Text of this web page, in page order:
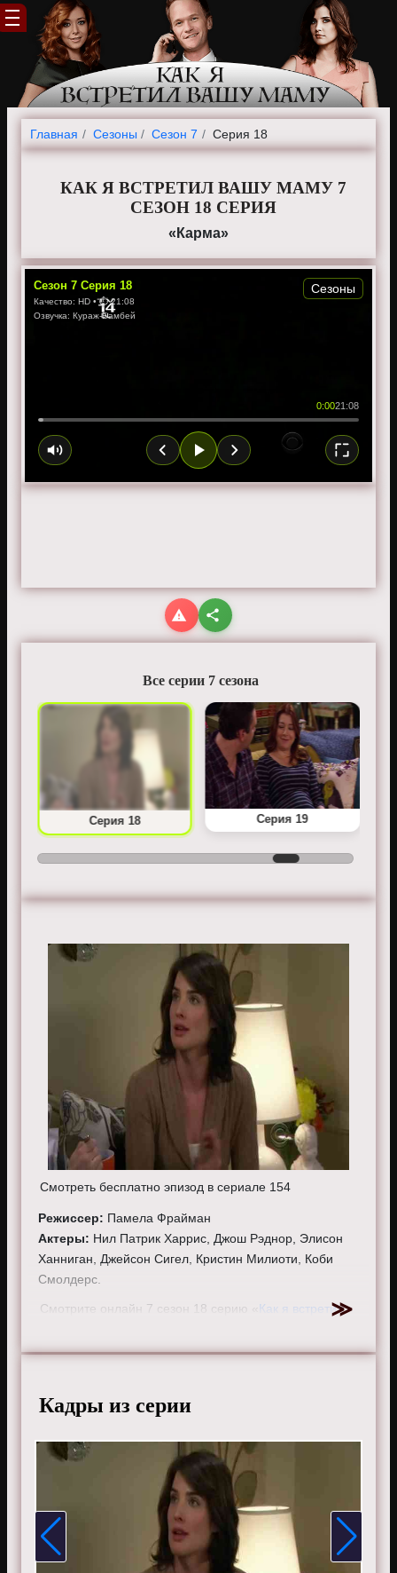
Главная Cезоны Сезон 7 Серия 18
КАК Я ВСТРЕТИЛ ВАШУ МАМУ 7
СЕЗОН 18 СЕРИЯ
«Карма»
Сезон 7 Серия 18
Качество: HD • ⏱21:08
Озвучка: Кураж-Бамбей
0:0021:08
Сезоны
Все серии 7 сезона
Серия 18 Серия 19
Смотреть бесплатно эпизод в сериале 154
Режиссер: Памела Фрайман
Актеры: Нил Патрик Харрис, Джош Рэднор, Элисон
Ханниган, Джейсон Сигел, Кристин Милиоти, Коби
Смолдерс.
Смотрите онлайн 7 сезон 18 серию « Как я встретил
телефоне, планшете, пк или телевизоре на сайте
Кадры из серии